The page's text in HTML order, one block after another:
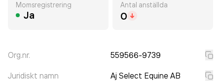
Momsregistrering
Ja
Antal anställda
0
Org.nr. 559566-9739
Juridiskt namn Aj Select Equine AB